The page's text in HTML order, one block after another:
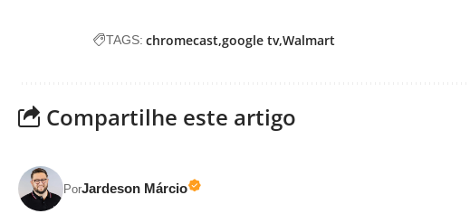
TAGS: chromecast google tv Walmart
Compartilhe este artigo
PorJardeson Márcio